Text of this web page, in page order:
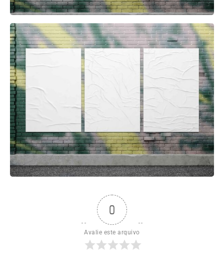
0
Avalie este arquivo